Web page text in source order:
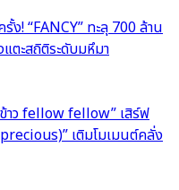
! “FANCY” ทะลุ 700 ล้าน
ตะสถิติระดับมหึมา
ข้าว fellow fellow” เสิร์ฟ
เติมโมเมนต์คลั่ง